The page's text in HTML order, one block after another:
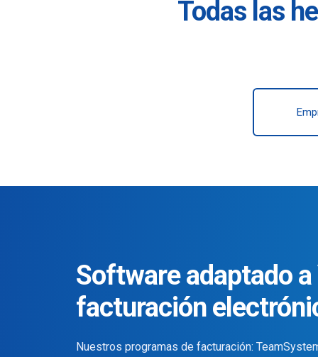
Todas las
Software adaptado
facturación
Nuestros programas de facturación: